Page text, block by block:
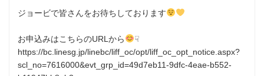
ジョービで皆さんをお待ちしております
お申込みはこちらのURLから
☟
https://bc.linesg.jp/linebc/liff_oc/opt/liff_oc_opt_notice.aspx?
scl_no=7616000&evt_grp_id=49d7eb11-9dfc-4eae-b552-